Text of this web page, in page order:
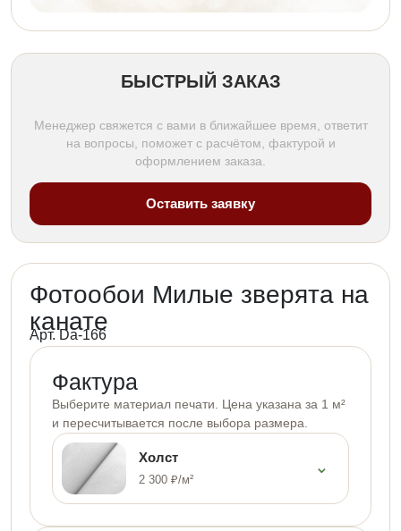
БЫСТРЫЙ ЗАКАЗ
Менеджер свяжется с вами в ближайшее время, ответит
на вопросы, поможет с расчётом, фактурой и
оформлением заказа.
Оставить заявку
Фотообои Милые зверята на
канате
Арт. Da-166
Фактура
Выберите материал печати. Цена указана за 1 м²
и пересчитывается после выбора размера.
Холст
2 300 ₽/м²
⌄